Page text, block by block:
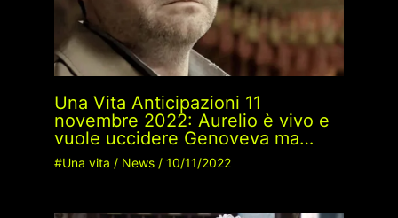
Una Vita Anticipazioni 11
novembre 2022: Aurelio è vivo e
vuole uccidere Genoveva ma…
#Una vita / News/ 10/11/2022